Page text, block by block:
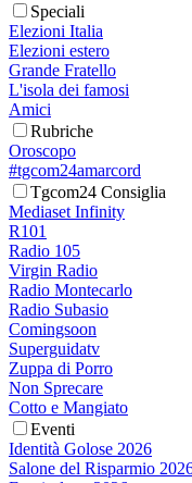
Speciali
Elezioni Italia
Elezioni estero
Grande Fratello
L'isola dei famosi
Amici
Rubriche
Oroscopo
#tgcom24amarcord
Tgcom24 Consiglia
Mediaset Infinity
R101
Radio 105
Virgin Radio
Radio Montecarlo
Radio Subasio
Comingsoon
Superguidatv
Zuppa di Porro
Non Sprecare
Cotto e Mangiato
Eventi
Identità Golose 2026
Salone del Risparmio